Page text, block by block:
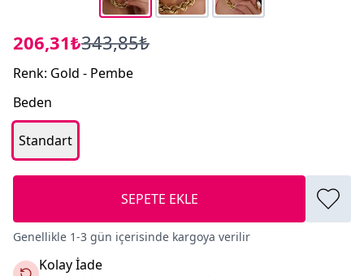
206,31₺343,85₺
Renk: Gold - Pembe
Beden
Standart
SEPETE EKLE
Genellikle 1-3 gün içerisinde kargoya verilir
Kolay İade